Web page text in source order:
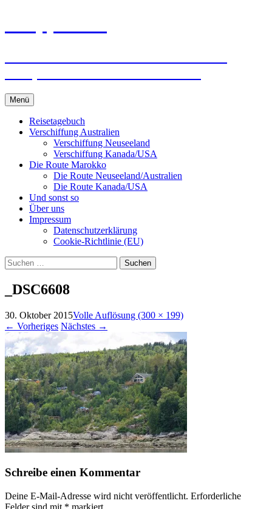
Menü
Reisetagebuch
Verschiffung Australien
Verschiffung Neuseeland
Verschiffung Kanada/USA
Die Route Marokko
Die Route Neuseeland/Australien
Die Route Kanada/USA
Und sonst so
Über uns
Impressum
Datenschutzerklärung
Cookie-Richtlinie (EU)
Suchen
nach:
_DSC6608
30. Oktober 2015Volle Auflösung (300 × 199)
← Vorheriges Nächstes →
Schreibe einen Kommentar
Deine E-Mail-Adresse wird nicht veröffentlicht. Erforderliche
Felder sind mit * markiert